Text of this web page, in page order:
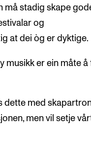
må stadig skape
og
at dei òg er dyktige.
musikk er ein måte å
dette med
men vil setje